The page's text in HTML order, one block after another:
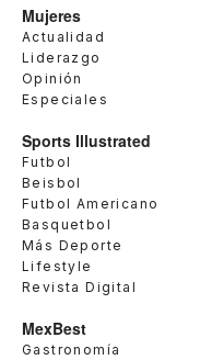
Mujeres
Actualidad
Liderazgo
Opinión
Especiales
Sports Illustrated
Futbol
Beisbol
Futbol Americano
Basquetbol
Más Deporte
Lifestyle
Revista Digital
MexBest
Gastronomía